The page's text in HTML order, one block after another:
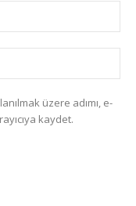
üzere adımı, e-
kaydet.